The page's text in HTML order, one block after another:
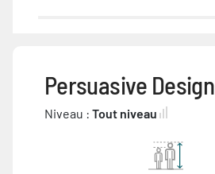
Persuasive Design
Niveau : Tout niveau